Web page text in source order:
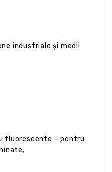
industriale și medii
fluorescente – pentru